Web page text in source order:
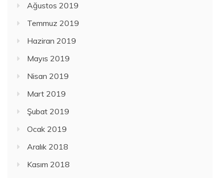
Ağustos 2019
Temmuz 2019
Haziran 2019
Mayıs 2019
Nisan 2019
Mart 2019
Şubat 2019
Ocak 2019
Aralık 2018
Kasım 2018